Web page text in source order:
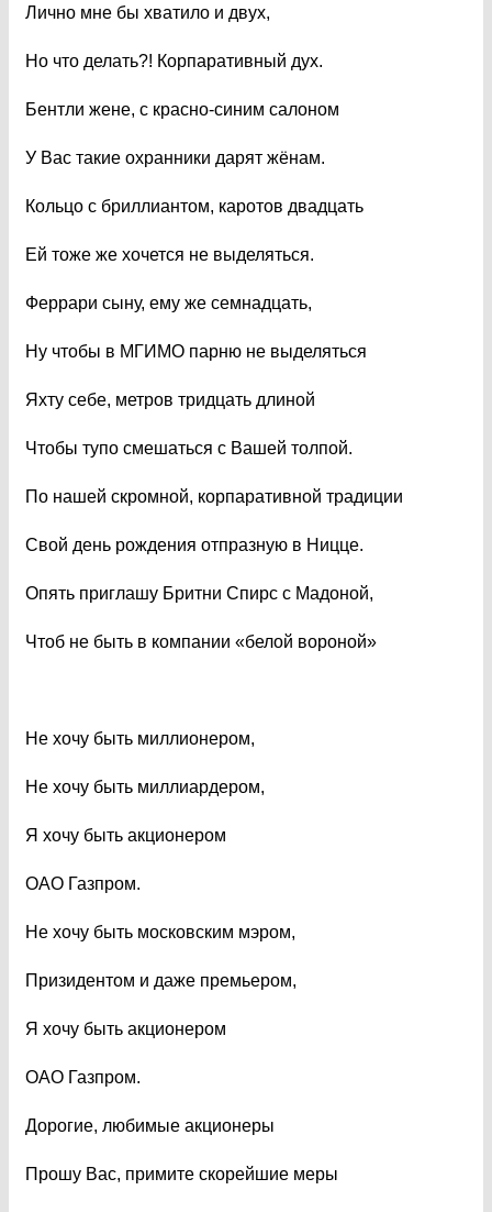
Лично мне бы хватило и двух,
Но что делать?! Корпаративный дух.
Бентли жене, с красно-синим салоном
У Вас такие охранники дарят жёнам.
Кольцо с бриллиантом, каротов двадцать
Ей тоже же хочется не выделяться.
Феррари сыну, ему же семнадцать,
Ну чтобы в МГИМО парню не выделяться
Яхту себе, метров тридцать длиной
Чтобы тупо смешаться с Вашей толпой.
По нашей скромной, корпаративной традиции
Свой день рождения отпразную в Ницце.
Опять приглашу Бритни Спирс с Мадоной,
Чтоб не быть в компании «белой вороной»
Не хочу быть миллионером,
Не хочу быть миллиардером,
Я хочу быть акционером
ОАО Газпром.
Не хочу быть московским мэром,
Призидентом и даже премьером,
Я хочу быть акционером
ОАО Газпром.
Дорогие, любимые акционеры
Прошу Вас, примите скорейшие меры